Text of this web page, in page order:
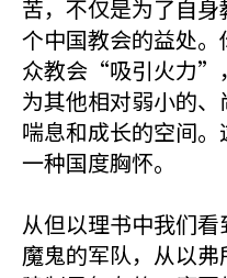
苦，不仅是为了自
个中国教会的益处
众教会“吸引火力”
为其他相对弱小的
喘息和成长的空间
一种国度胸怀。
从但以理书中我们
魔鬼的军队，从以